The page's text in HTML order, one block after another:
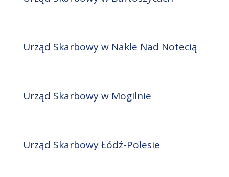
Urząd Skarbowy w Nakle Nad Notecią
Urząd Skarbowy w Mogilnie
Urząd Skarbowy Łódź-Polesie